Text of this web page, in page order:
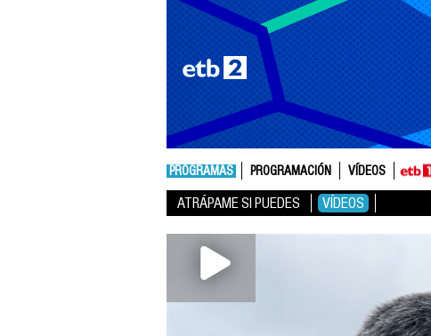
PROGRAMAS PROGRAMACIÓN VÍDEOS
ATRÁPAME SI PUEDES VÍDEOS